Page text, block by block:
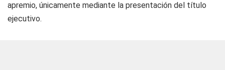
apremio, únicamente mediante la presentación del título
ejecutivo.